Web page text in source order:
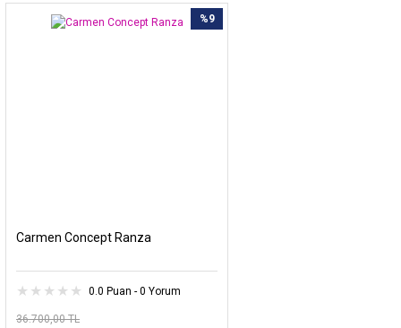
%9
Carmen Concept Ranza
0.0 Puan - 0 Yorum
36.700,00 TL